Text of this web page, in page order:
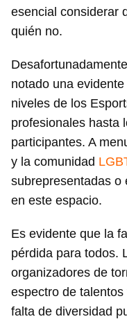
esencial considerar
quién no.
notado una
niveles de los
profesionales hasta
participantes. A
y la comunidad
subrepresentadas o
en este espacio.
Es evidente que la
pérdida para todos.
organizadores de
espectro de
falta de diversidad